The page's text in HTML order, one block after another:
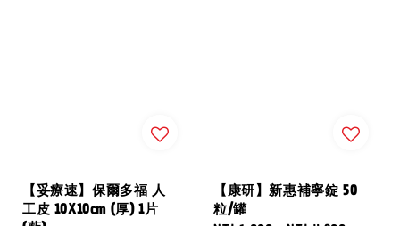
【妥療速】保爾多福 人
工皮 10X10cm (厚) 1片
【康研】新惠補寧錠 50
粒/罐